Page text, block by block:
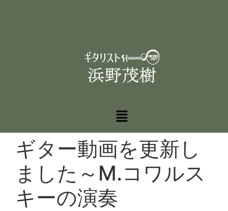
ギター動画を更新し
ました～M.コワルス
キーの演奏